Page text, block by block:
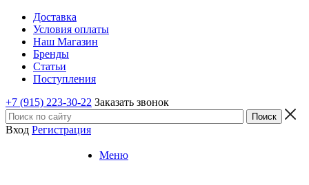
Доставка
Условия оплаты
Наш Магазин
Бренды
Статьи
Поступления
+7 (915) 223-30-22 Заказать звонок
Вход Регистрация
Меню